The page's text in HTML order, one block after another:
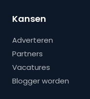
Kansen
Adverteren
Partners
Vacatures
Blogger worden